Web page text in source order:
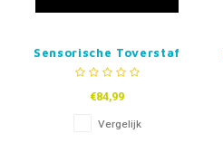
Sensorische Toverstaf
met Gekleurde UV
€84,99
Vergelijk